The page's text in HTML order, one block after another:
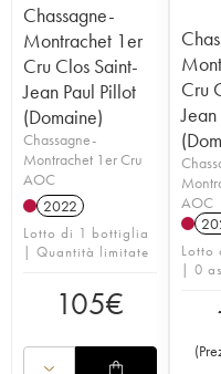
Chassagne-
Montrachet 1er
Cru Clos Saint-
Jean Paul Pillot
(Domaine)
Chassagne-
Montrachet 1er Cru
AOC
2022
Lotto di 1 bottiglia
| Quantità limitate
105€
Cru
AOC
Lotto
| 0
(